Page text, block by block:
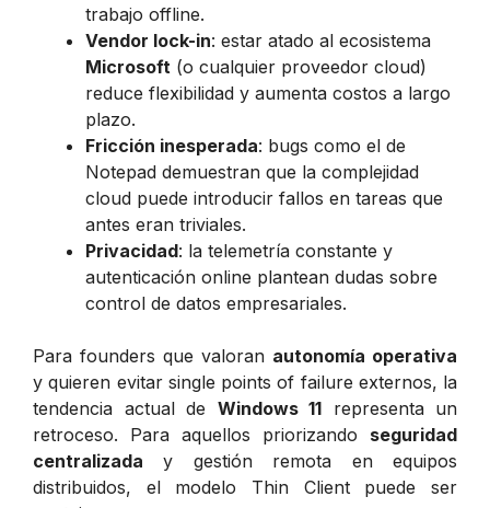
trabajo offline.
Vendor lock-in: estar atado al ecosistema
Microsoft (o cualquier proveedor cloud)
reduce flexibilidad y aumenta costos a largo
plazo.
Fricción inesperada: bugs como el de
Notepad demuestran que la complejidad
cloud puede introducir fallos en tareas que
antes eran triviales.
Privacidad: la telemetría constante y
autenticación online plantean dudas sobre
control de datos empresariales.
Para founders que valoran autonomía operativa
y quieren evitar single points of failure externos, la
tendencia actual de Windows 11 representa un
retroceso. Para aquellos priorizando seguridad
centralizada y gestión remota en equipos
distribuidos, el modelo Thin Client puede ser